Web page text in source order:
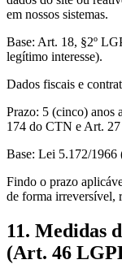
em nossos sistemas.
Base: Art. 18, §2º
legítimo interesse).
Dados fiscais e
Prazo: 5 (cinco) anos
174 do CTN e Art.
Base: Lei 5.172/
Findo o prazo
de forma irreversível,
11. Medidas
(Art. 46